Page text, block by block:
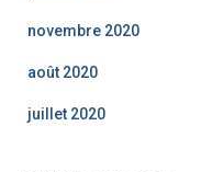
novembre 2020
août 2020
juillet 2020